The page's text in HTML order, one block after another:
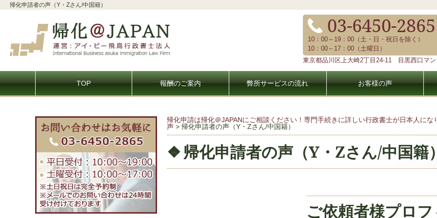
帰化申請者の声（Y・Zさん/中国籍）
03-6450-2865
10：00～19：00（土・日・祝日を除く）
10：00～17：00（土曜日）
東京都品川区上大崎2丁目24-11 目黒西口マ
TOP 報酬のご案内 弊所サービスの流れ お客様の声
帰化申請は帰化＠JAPANにご相談ください！専門手続きに詳しい行政書士が日本人に
声 > 帰化申請者の声（Y・Zさん/中国籍）
帰化申請者の声（Y・Zさん/中国籍
ご依頼者様プロ